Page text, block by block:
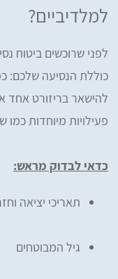
למלדיביים?
לפני שרוכשים ביטוח
כוללת הנסיעה שלכם:
להישאר בריזורט אחד
פעילויות מיוחדות כמו
כדאי לבדוק מראש:
תאריכי יציאה
גיל המבוטחים